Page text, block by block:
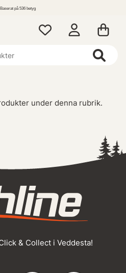
Baserat på 536 betyg
under denna rubrik.
& Collect i Veddesta!